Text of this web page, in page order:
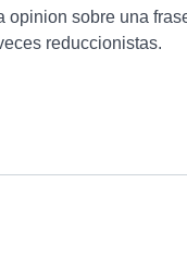
opinion sobre una
reduccionistas.